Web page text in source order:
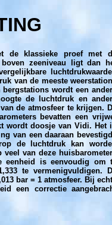
de klassieke proef met
zeeniveau ligt dan
van de meeste
wordt een
de luchtdruk en
de atmosfeer te krijgen.
bevatten een
wordt doosje van Vidi. Het
van een daaraan
de luchtdruk kan
van deze
eenheid is eenvoudig om
te vermenigvuldigen.
bar = 1 atmosfeer. Bij
een correctie